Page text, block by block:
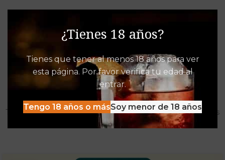
¿Tienes 18 años?
Tienes que tener al menos 18 años para ver
esta página. Por favor verifica tu edad al
entrar.
Tengo 18 años o másSoy menor de 18 años
Destacados de Vinalia
Mucho más que una Vinoteca
Tenemos las experiencias, descuentos y detacados pensados
para disfrutar al máximo de la oferta Vinalia